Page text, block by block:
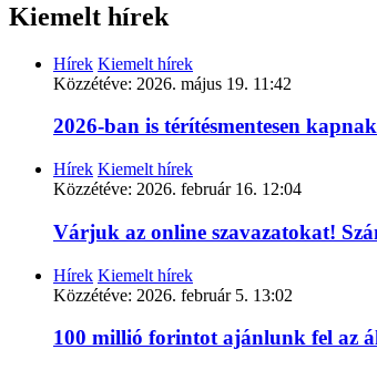
Kiemelt hírek
Hírek Kiemelt hírek
Közzétéve: 2026. május 19. 11:42
2026-ban is térítésmentesen
Hírek Kiemelt hírek
Közzétéve: 2026. február 16. 12:04
Várjuk az online szavazatokat!
Hírek Kiemelt hírek
Közzétéve: 2026. február 5. 13:02
100 millió forintot ajánlunk fel az